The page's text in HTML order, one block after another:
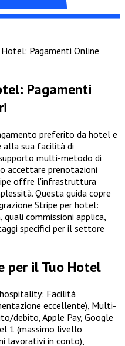
Pagamenti Online
Pagamenti
preferito da hotel e
sua facilità di
multi-metodo di
accettare prenotazioni
offre l'infrastruttura
Questa guida copre
Stripe per hotel:
commissioni applica,
specifici per il settore
per il Tuo Hotel
Facilità
eccellente), Multi-
debito, Apple Pay, Google
1 (massimo livello
lavorativi in conto),